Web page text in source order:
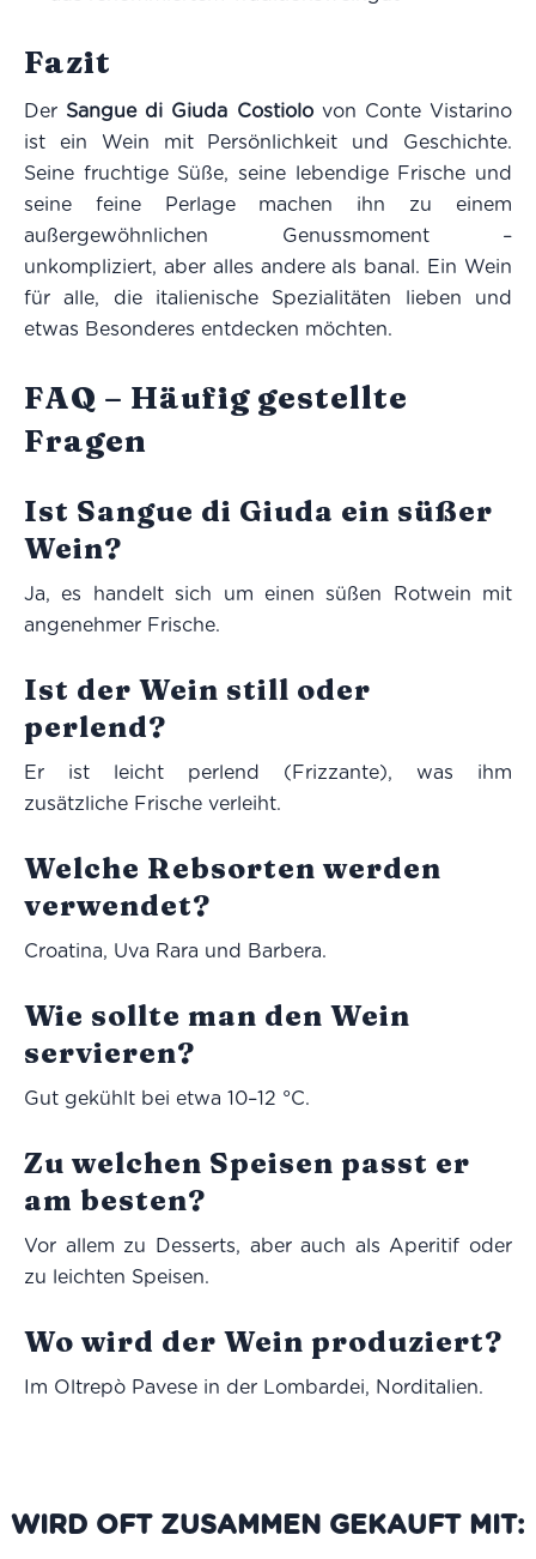
Fazit
Der Sangue di Giuda Costiolovon Conte Vistarino
ist ein Wein mit Persönlichkeit und Geschichte.
Seine fruchtige Süße, seine lebendige Frische und
seine feine Perlage machen ihn zu einem
außergewöhnlichen Genussmoment –
unkompliziert, aber alles andere als banal. Ein Wein
für alle, die italienische Spezialitäten lieben und
etwas Besonderes entdecken möchten.
FAQ – Häufig gestellte
Fragen
Ist Sangue di Giuda ein süßer
Wein?
Ja, es handelt sich um einen süßen Rotwein mit
angenehmer Frische.
Ist der Wein still oder
perlend?
Er ist leicht perlend (Frizzante), was ihm
zusätzliche Frische verleiht.
Welche Rebsorten werden
verwendet?
Croatina, Uva Rara und Barbera.
Wie sollte man den Wein
servieren?
Gut gekühlt bei etwa 10–12 °C.
Zu welchen Speisen passt er
am besten?
Vor allem zu Desserts, aber auch als Aperitif oder
zu leichten Speisen.
Wo wird der Wein produziert?
Im Oltrepò Pavese in der Lombardei, Norditalien.
WIRD OFT ZUSAMMEN GEKAUFT MIT: